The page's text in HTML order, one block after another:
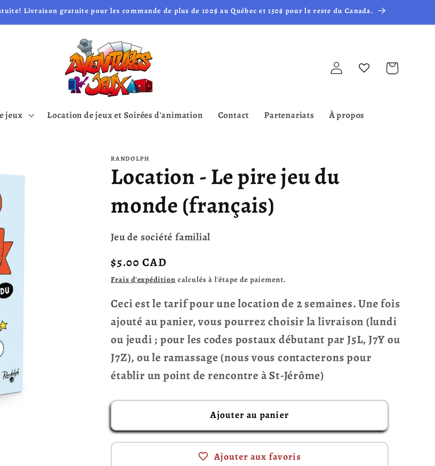
Livraison gratuite pour les commande de plus de 100$ au Québec et 150$ pour le reste du Canada.
jeux Location de jeux et Soirées d'animation Contact Partenariats À propos
Connexion Panier
RANDOLPH
Location - Le pire jeu du
monde (français)
Jeu de société familial
Prix
habituel
$5.00 CAD
Frais d'expédition calculés à l'étape de paiement.
Ceci est le tarif pour une location de 2 semaines. Une fois
ajouté au panier, vous pourrez choisir la livraison (lundi
ou jeudi ; pour les codes postaux débutant par J5L, J7Y ou
J7Z), ou le ramassage (nous vous contacterons pour
établir un point de rencontre à St-Jérôme)
Ajouter au panier
Ajouter aux favoris